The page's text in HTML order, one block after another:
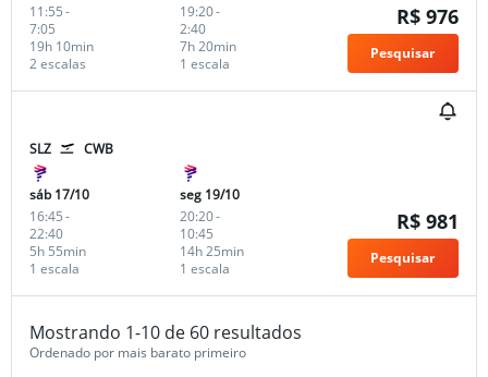
11:55-
7:05
2 escalas
19h 10min
19:20-
2:40
1 escala
7h 20min
R$ 976
Pesquisar
SLZ CWB
sáb 17/10
16:45-
22:40
1 escala
5h 55min
seg 19/10
20:20-
10:45
1 escala
14h 25min
R$ 981
Pesquisar
Mostrando 1-10 de 60 resultados
Ordenado por mais barato primeiro